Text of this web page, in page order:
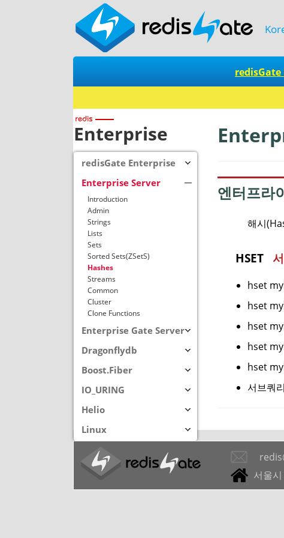
Enterprise
redisGate Enterprise
Enterprise Server
Introduction
Admin
Strings
Lists
Sets
Sorted Sets(ZSetS)
Hashes
Streams
Common
Cluster
Clone Functions
Enterprise Gate Server
Dragonflydb
Boost.Fiber
IO_URING
Helio
Linux
엔터프라
해시
HSET
hset
hset
hset
hset
hset
서브쿼
서울